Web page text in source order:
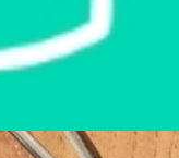
LITE4